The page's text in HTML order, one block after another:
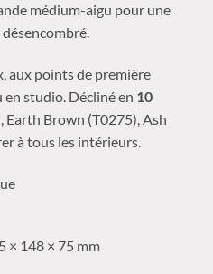
médium-aigu pour une
aux points de première
studio. Décliné en 10
Earth Brown (T0275), Ash
à tous les intérieurs.
× 148 × 75 mm